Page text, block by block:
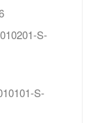
S-
S-